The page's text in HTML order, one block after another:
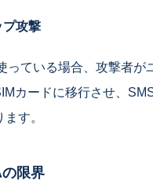
プ攻撃
っている場合、攻撃者が
カードに移行させ、
す。
限界